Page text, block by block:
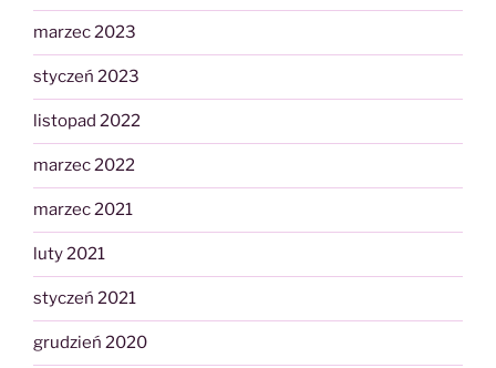
marzec 2023
styczeń 2023
listopad 2022
marzec 2022
marzec 2021
luty 2021
styczeń 2021
grudzień 2020